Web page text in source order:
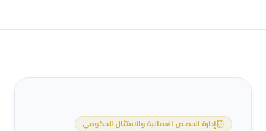
إدارة الحصص العمالية والامتثال الحكومي